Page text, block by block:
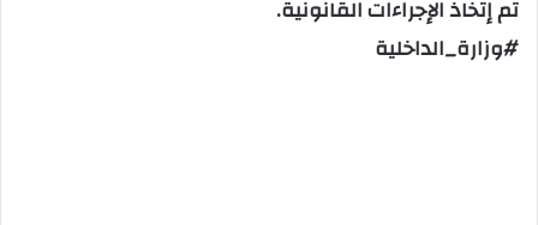
تم إتخاذ الإجراءات القانونية.
#وزارة_الداخلية